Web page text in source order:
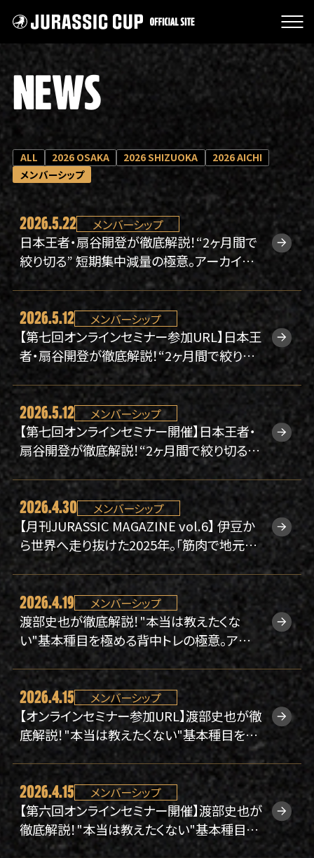
JURASSIC CUP オフィシャル
NEWS
大会情報
スポンサー
チケット販売
大会の特徴
過去大会の審査結果
クラウドファンディング
グッズ
主催者紹介
プライバシーポリシー
よくあるご質問
お問い合わせ
大会規約
NEWS
ALL 2026 OSAKA 2026 SHIZUOKA
2026 AICHI
メンバーシップ
2026.5.22 メンバーシップ
日本王者・扇谷開登が徹底解説！“2ヶ月間で
絞り切る” 短期集中減量の極意。アーカイブ
を公開しました。【オンラインセミナー#07】
2026.5.12 メンバーシップ
【第七回オンラインセミナー参加URL】日本王
者・扇谷開登が徹底解説！“2ヶ月間で絞り切
る” 短期集中減量の極意。【5/16(土)開催】
2026.5.12 メンバーシップ
【第七回オンラインセミナー開催】日本王者・
扇谷開登が徹底解説！“2ヶ月間で絞り切る”
短期集中減量の極意。【5/16(土)開催】
2026.4.30 メンバーシップ
【月刊JURASSIC MAGAZINE vol.6】 伊豆か
ら世界へ走り抜けた2025年。「筋肉で地元を
変える」白井寛人の決断と新たな挑戦に迫
る。
2026.4.19 メンバーシップ
渡部史也が徹底解説！"本当は教えたくな
い"基本種目を極める背中トレの極意。アーカ
イブを公開しました。【オンラインセミナー#0
6】
2026.4.15 メンバーシップ
【オンラインセミナー参加URL】渡部史也が徹
底解説！"本当は教えたくない"基本種目を極
める背中トレの極意。【4/18(土)開催】【第六
回オンラインセミナー】
2026.4.15 メンバーシップ
【第六回オンラインセミナー開催】渡部史也が
徹底解説！"本当は教えたくない"基本種目を
極める背中トレの極意。【4/18(土)開催】